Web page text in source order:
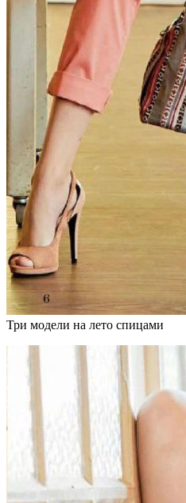
Три модели на лето спицами